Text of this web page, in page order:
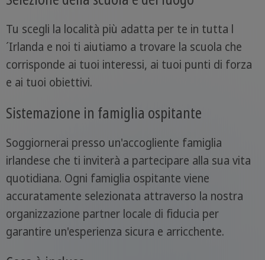
Tu scegli la località più adatta per te in tutta l
´Irlanda e noi ti aiutiamo a trovare la scuola che
corrisponde ai tuoi interessi, ai tuoi punti di forza
e ai tuoi obiettivi.
Sistemazione in famiglia ospitante
Soggiornerai presso un'accogliente famiglia
irlandese che ti inviterà a partecipare alla sua vita
quotidiana. Ogni famiglia ospitante viene
accuratamente selezionata attraverso la nostra
organizzazione partner locale di fiducia per
garantire un'esperienza sicura e arricchente.